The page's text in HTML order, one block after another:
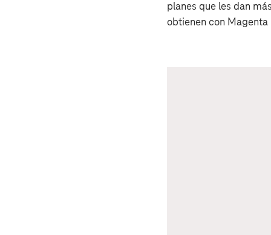
planes que les dan
obtienen con Magenta